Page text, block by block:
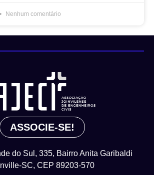
Nenhum comentário
ASSOCIE-SE!
do Sul, 335, Bairro Anita Garibaldi
SC, CEP 89203-570